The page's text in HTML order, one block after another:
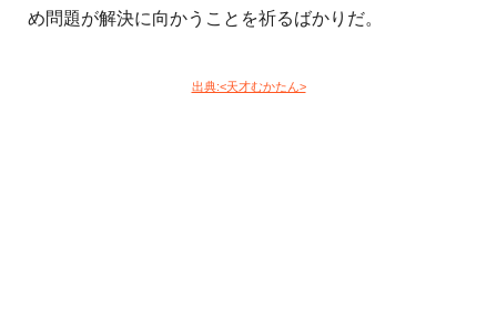
め問題が解決に向かうことを祈るばかりだ。
出典:<天才むかたん>